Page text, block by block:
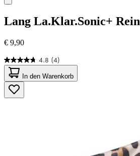
Lang La.Klar.Sonic+
€ 9,90
4.8 (4)
4.8
von
5
Sternen.
4
In den Warenkorb